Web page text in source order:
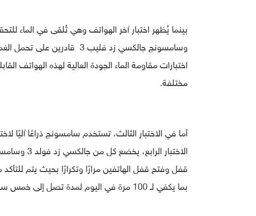
وسامسونج جالكسي زد فليب 3 قادرين على تحمل الغمر في الماء تحت أوضاع متنوعة أم لا، وبالفعل
اختبارات مقاومة الماء الجودة العالية لهذه الهواتف
مختلفة.
بما يكفي لـ 100 مرة في اليوم لمدة تصل إلى خمس سنوات).